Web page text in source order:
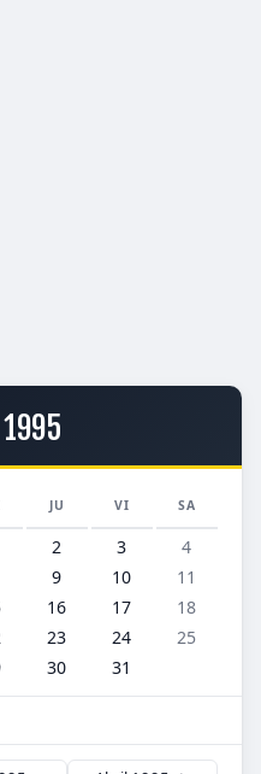
JU VI SA
2 3
4
9 10
11
16 17
18
23 24
25
30 31